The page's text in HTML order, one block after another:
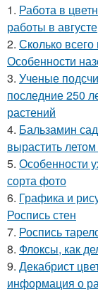
1. Работа в
работы в августе
2. Сколько
Особенности
3. Ученые
последние 250
растений
4. Бальзамин
вырастить
5. Особенности
сорта фото
6. Графика и
Роспись стен
7. Роспись
8. Флоксы, как
9. Декабрист
информация о